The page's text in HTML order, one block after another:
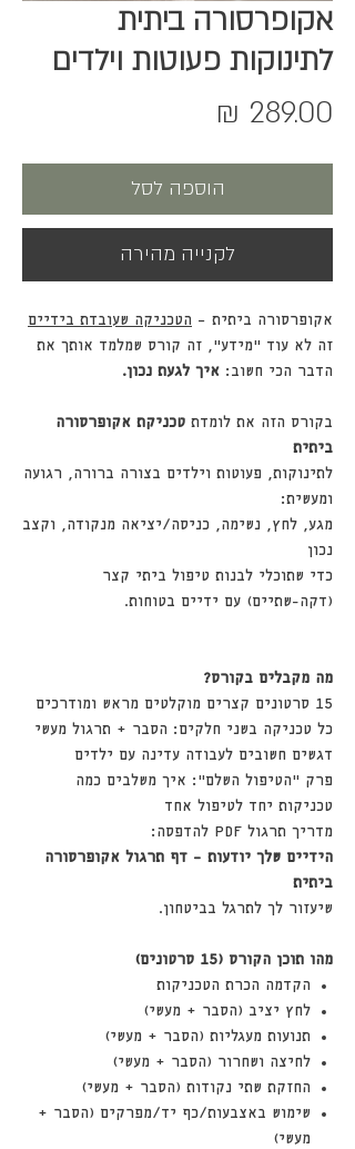
אקופרסורה ביתית
לתינוקות פעוטות וילדים
הוספה לסל
לקנייה מהירה
אקופרסורה ביתית – הטכניקה שעובדת בידיים
זה לא עוד “מידע”, זה קורס שמלמד אותך את
הדבר הכי חשוב: איך לגעת נכון.
בקורס הזה את לומדת טכניקת אקופרסורה
ביתית
לתינוקות, פעוטות וילדים בצורה ברורה, רגועה
ומעשית:
מגע, לחץ, נשימה, כניסה/יציאה מנקודה, וקצב
נכון
כדי שתוכלי לבנות טיפול ביתי קצר
(דקה-שתיים) עם ידיים בטוחות.
מה מקבלים בקורס?
15 סרטונים קצרים מוקלטים מראש ומודרכים
כל טכניקה בשני חלקים: הסבר + תרגול מעשי
דגשים חשובים לעבודה עדינה עם ילדים
פרק “הטיפול השלם”: איך משלבים כמה
טכניקות יחד לטיפול אחד
מדריך תרגול PDF להדפסה:
הידיים שלך יודעות – דף תרגול אקופרסורה
ביתית
שיעזור לך לתרגל בביטחון.
מהו תוכן הקורס (15 סרטונים)
הקדמה הכרת הטכניקות
לחץ יציב (הסבר + מעשי)
תנועות מעגליות (הסבר + מעשי)
לחיצה ושחרור (הסבר + מעשי)
החזקת שתי נקודות (הסבר + מעשי)
שימוש באצבעות/כף יד/מפרקים (הסבר +
מעשי)